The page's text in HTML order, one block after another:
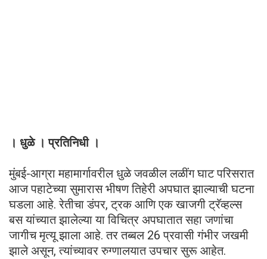
। धुळे । प्रतिनिधी ।
मुंबई-आग्रा महामार्गावरील धुळे जवळील लळींग घाट परिसरात
आज पहाटेच्या सुमारास भीषण तिहेरी अपघात झाल्याची घटना
घडला आहे. रेतीचा डंपर, ट्रक आणि एक खाजगी ट्रॅव्हल्स
बस यांच्यात झालेल्या या विचित्र अपघातात सहा जणांचा
जागीच मृत्यू झाला आहे. तर तब्बल 26 प्रवासी गंभीर जखमी
झाले असून, त्यांच्यावर रुग्णालयात उपचार सुरू आहेत.